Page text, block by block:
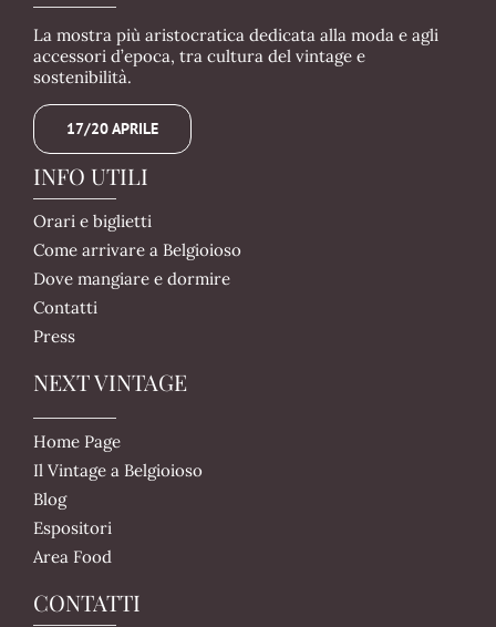
La mostra più aristocratica dedicata alla moda e agli
accessori d’epoca, tra cultura del vintage e
sostenibilità.
17/20 APRILE
INFO UTILI
Orari e biglietti
Come arrivare a Belgioioso
Dove mangiare e dormire
Contatti
Press
NEXT VINTAGE
Home Page
Il Vintage a Belgioioso
Blog
Espositori
Area Food
CONTATTI